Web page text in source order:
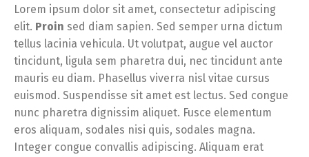
Lorem ipsum dolor sit amet, consectetur adipiscing
elit. Proin sed diam sapien. Sed semper urna dictum
tellus lacinia vehicula. Ut volutpat, augue vel auctor
tincidunt, ligula sem pharetra dui, nec tincidunt ante
mauris eu diam. Phasellus viverra nisl vitae cursus
euismod. Suspendisse sit amet est lectus. Sed congue
nunc pharetra dignissim aliquet. Fusce elementum
eros aliquam, sodales nisi quis, sodales magna.
Integer congue convallis adipiscing. Aliquam erat